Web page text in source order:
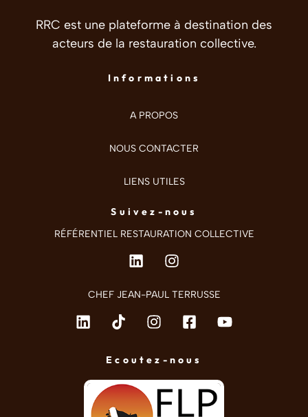
RRC est une plateforme à destination des
acteurs de la restauration collective.
Informations
A PROPOS
NOUS CONTACTER
LIENS UTILES
Suivez-nous
RÉFÉRENTIEL RESTAURATION COLLECTIVE
CHEF JEAN-PAUL TERRUSSE
Ecoutez-nous